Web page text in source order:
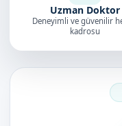
Uzman Doktor
Deneyimli ve güvenilir
kadrosu
Doktorumuz